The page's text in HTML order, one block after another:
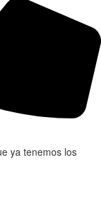
ya tenemos los